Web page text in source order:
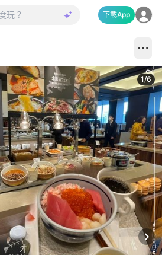
下載App
1/6